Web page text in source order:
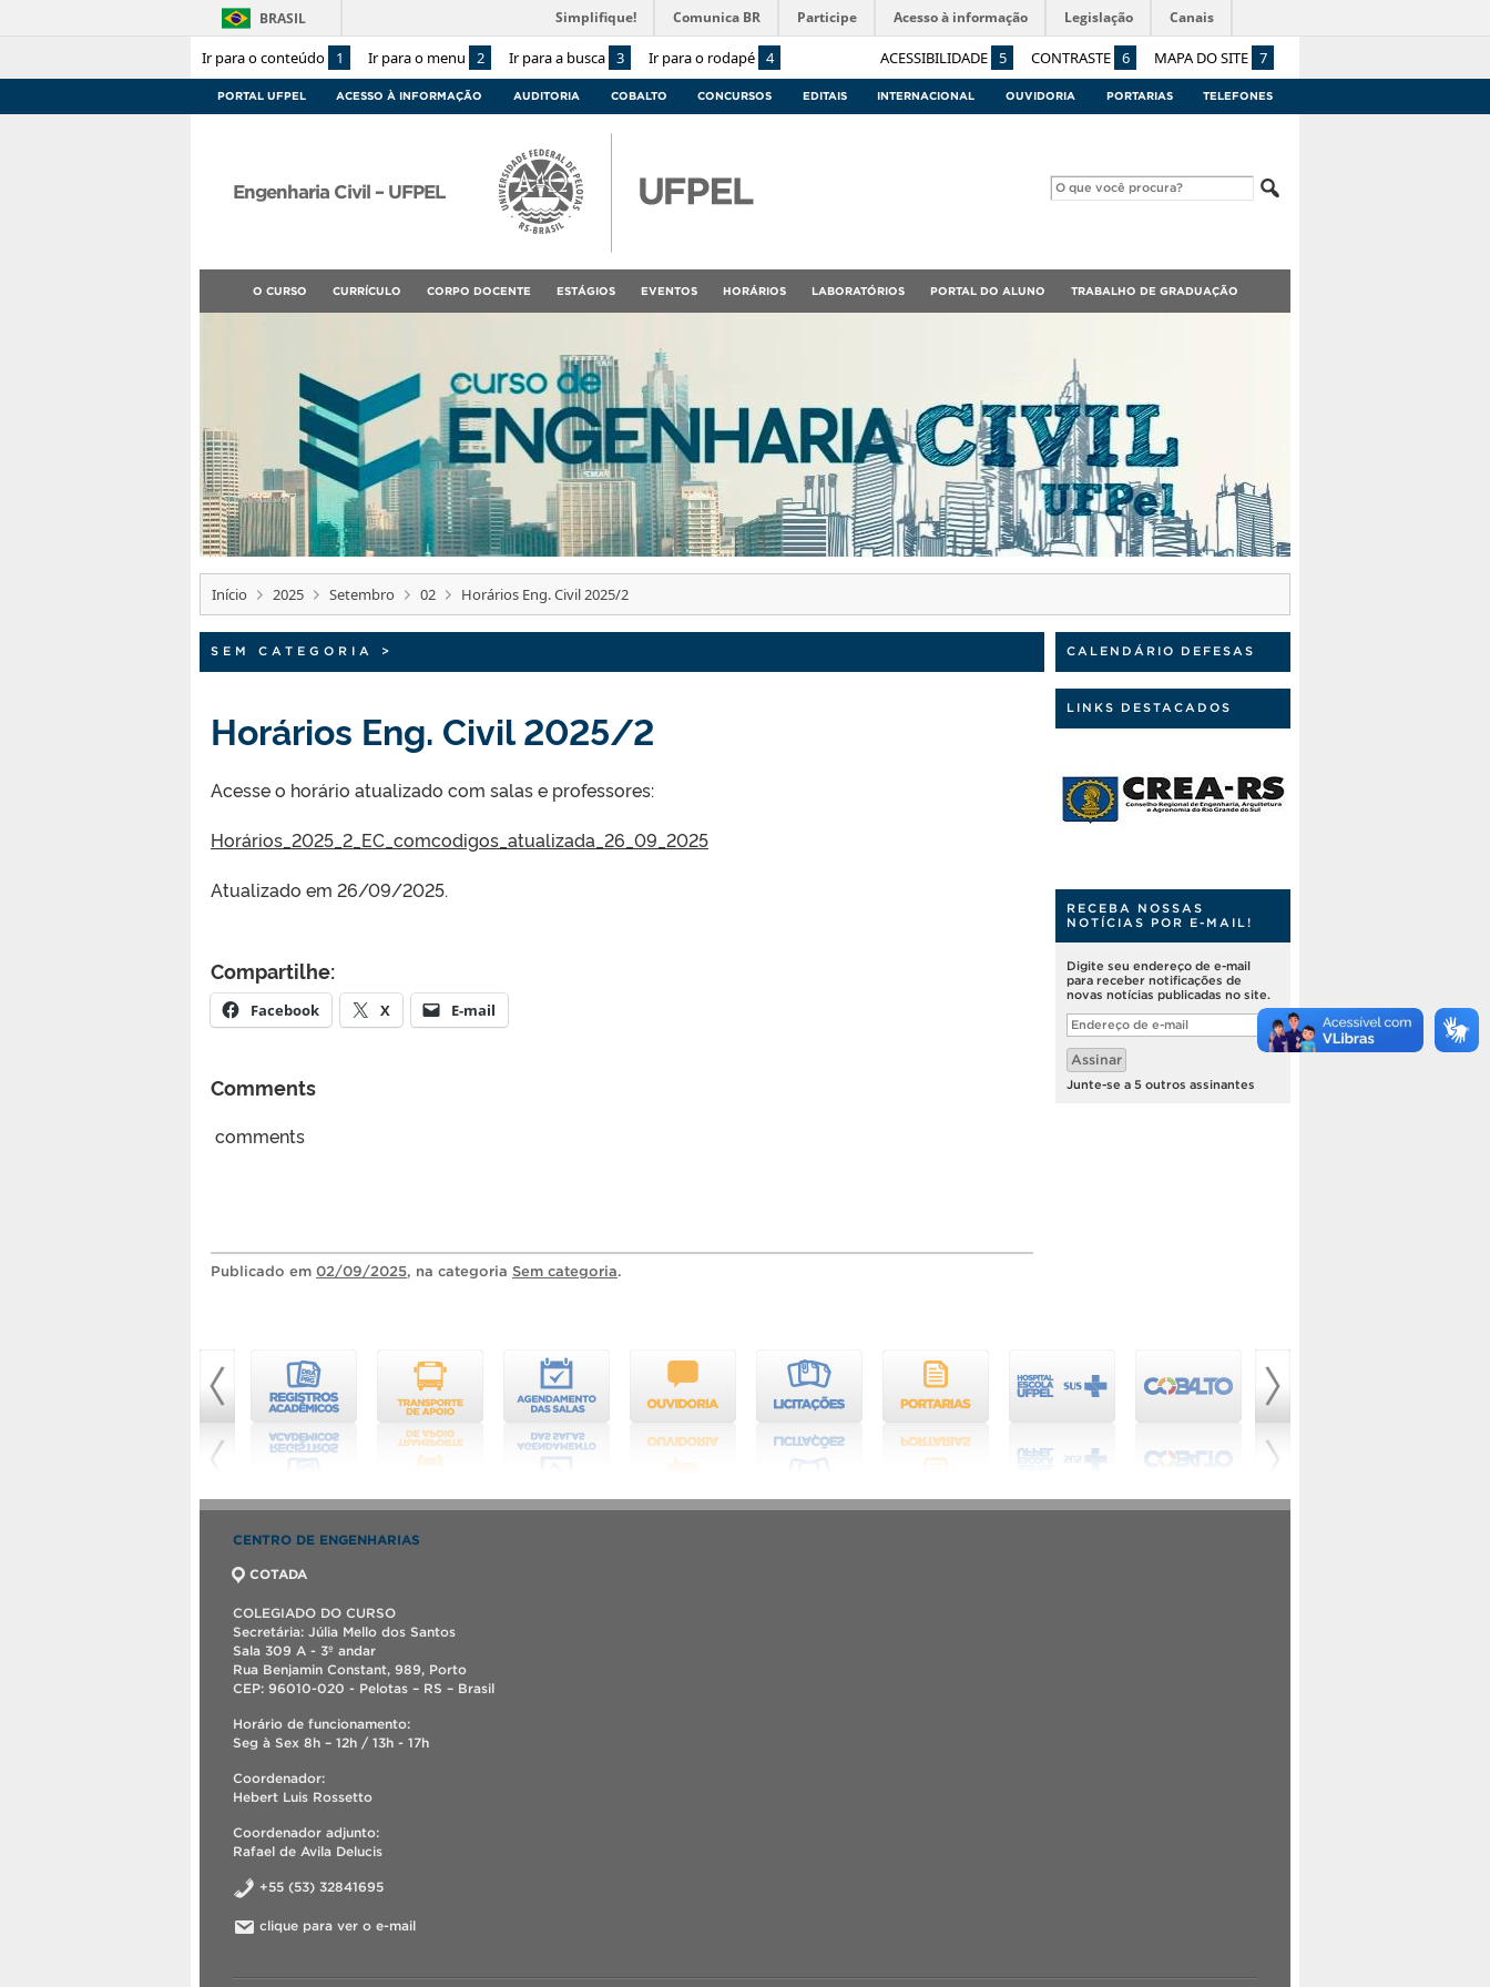
Ir para o conteúdo 1 Ir para o menu 2 Ir para a busca 3 Ir para o rodapé 4 ACESSIBILIDADE 5 CONTRASTE 6 MAPA DO SITE 7
BRASIL Simplifique! Comunica BR Participe Acesso à informação Legislação Canais
PORTAL UFPEL ACESSO À INFORMAÇÃO AUDITORIA COBALTO CONCURSOS EDITAIS INTERNACIONAL OUVIDORIA PORTARIAS TELEFONES
Engenharia Civil – UFPEL
O CURSO CURRÍCULO CORPO DOCENTE ESTÁGIOS EVENTOS HORÁRIOS LABORATÓRIOS PORTAL DO ALUNO TRABALHO DE GRADUAÇÃO
Início 2025 Setembro 02 Horários Eng. Civil 2025/2
SEM CATEGORIA >
Horários Eng. Civil 2025/2
Acesse o horário atualizado com salas e professores:
Horários_2025_2_EC_comcodigos_atualizada_26_09_2025
Atualizado em 26/09/2025.
Compartilhe:
Facebook X E-mail
Comments
comments
Publicado em 02/09/2025, na categoria Sem categoria.
CALENDÁRIO DEFESAS
LINKS DESTACADOS
RECEBA NOSSAS
NOTÍCIAS POR E-MAIL!
Digite seu endereço de e-mail
para receber notificações de
novas notícias publicadas no site.
Endereço
de
e-
mail
Assinar
Junte-se a 5 outros assinantes
CENTRO DE ENGENHARIAS
COTADA
COLEGIADO DO CURSO
Secretária: Júlia Mello dos Santos
Sala 309 A - 3º andar
Rua Benjamin Constant, 989, Porto
CEP: 96010-020 - Pelotas – RS – Brasil
Horário de funcionamento:
Seg à Sex 8h – 12h / 13h - 17h
Coordenador:
Hebert Luis Rossetto
Coordenador adjunto:
Rafael de Avila Delucis
+55 (53) 32841695
clique para ver o e-mail